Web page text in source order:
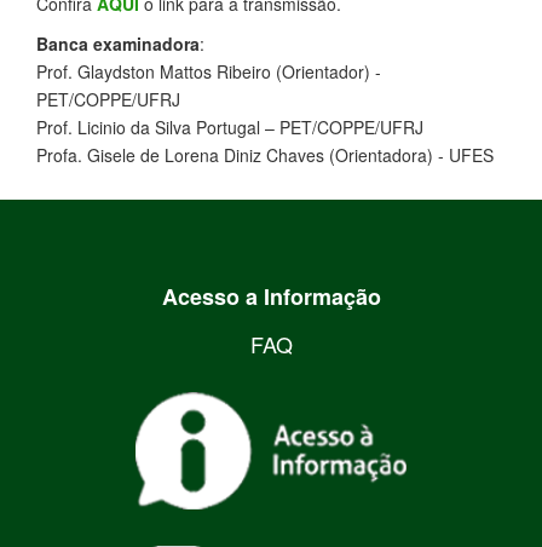
Banca examinadora:
Prof. Glaydston Mattos Ribeiro (Orientador) -
PET/COPPE/UFRJ
Prof. Licinio da Silva Portugal – PET/COPPE/UFRJ
Profa. Gisele de Lorena Diniz Chaves (Orientadora) - UFES
Acesso a Informação
FAQ